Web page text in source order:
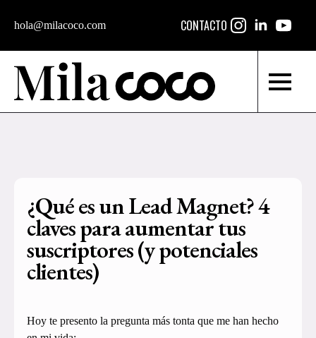
hola@milacoco.com CONTACTO
¿Qué es un Lead Magnet? 4
claves para aumentar tus
suscriptores (y potenciales
clientes)
Hoy te presento la pregunta más tonta que me han hecho